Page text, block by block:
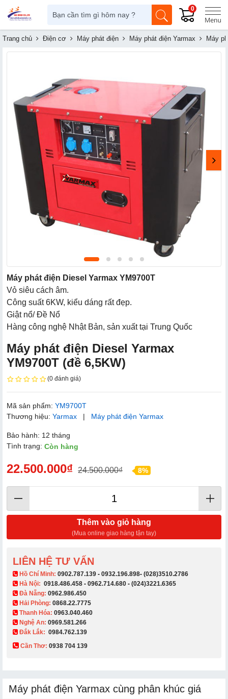
0
Trang chủ Điện cơ Máy phát điện Máy phát điện Yarmax Máy
Máy phát điện Diesel Yarmax YM9700T
Vỏ siêu cách âm.
Công suất 6KW, kiểu dáng rất đẹp.
Giật nổ/ Đề Nổ
Hàng công nghệ Nhật Bản, sản xuất tại Trung Quốc
Máy phát điện Diesel Yarmax
YM9700T (đề 6,5KW)
(0 đánh giá)
Mã sản phẩm: YM9700T
Thương hiệu: Yarmax | Máy phát điện Yarmax
Bảo hành: 12 tháng
Tình trạng: Còn hàng
22.500.000₫ 24.500.000₫ 8%
Thêm vào giỏ hàng
(Mua online giao hàng tận tay)
LIÊN HỆ TƯ VẤN
​ Hồ Chí Minh: 0902.787.139 - 0932.196.898- (028)3510.2786
Hà Nội: 0918.486.458 - 0962.714.680 - (024)3221.6365
Đà Nẵng: 0962.986.450
Hải Phòng: 0868.22.7775
Thanh Hóa: 0963.040.460
Nghệ An: 0969.581.266
Đắk Lắk: 0984.762.139
Cần Thơ: 0938 704 139​
Máy phát điện Yarmax cùng phân khúc giá